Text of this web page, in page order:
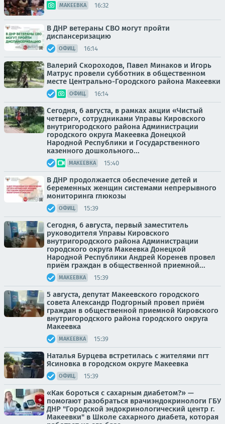
МАКЕЕВКА 16:32
В ДНР ветераны СВО могут пройти
диспансеризацию
ОФИЦ. 16:14
Валерий Скороходов, Павел Минаков и Игорь
Матрус провели субботник в общественном
месте Центрально-Городского района Макеевки
ОФИЦ. 16:14
Сегодня, 6 августа, в рамках акции «Чистый
четверг», сотрудниками Управы Кировского
внутригородского района Администрации
городского округа Макеевка Донецкой
Народной Республики и Государственного
казенного дошкольного...
МАКЕЕВКА 15:40
В ДНР продолжается обеспечение детей и
беременных женщин системами непрерывного
мониторинга глюкозы
ОФИЦ. 15:39
Сегодня, 6 августа, первый заместитель
руководителя Управы Кировского
внутригородского района Администрации
городского округа Макеевка Донецкой
Народной Республики Андрей Коренев провел
приём граждан в общественной приемной...
МАКЕЕВКА 15:39
5 августа, депутат Макеевского городского
совета Александр Подгорный провел приём
граждан в общественной приемной Кировского
внутригородского района городского округа
Макеевка
МАКЕЕВКА 15:39
Наталья Бурцева встретилась с жителями пгт
Ясиновка в городском округе Макеевка
ОФИЦ. 15:39
«Как бороться с сахарным диабетом?» —
помогают разобраться врачиэндокринологи ГБУ
ДНР "Городской эндокринологический центр г.
Макеевки" в Школе сахарного диабета, которая